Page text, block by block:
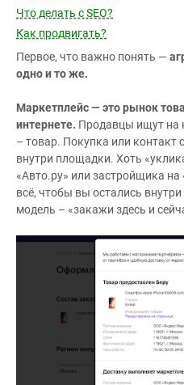
Что делать с SEO?
Как продвигать?
Первое, что важно понять —
одно и то же.
Маркетплейс — это рынок
интернете. Продавцы ищут на
– товар. Покупка или контакт
внутри площадки. Хоть
«Авто.ру» или застройщика
всё, чтобы вы остались
модель – «закажи здесь и